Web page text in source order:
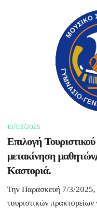
10/03/2025
Επιλογή
μετακίνηση
Καστοριά.
Την Παρασκευή 7/3/2025,
τουριστικών